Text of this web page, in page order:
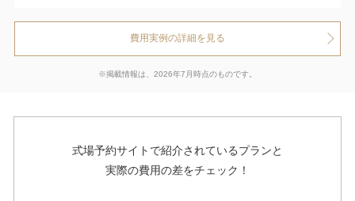
費用実例の詳細を見る
※掲載情報は、2026年7月時点のものです。
式場予約サイトで紹介されているプランと
実際の費用の差をチェック！